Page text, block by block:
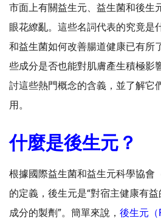
市面上有關益生元、益生菌和後生
眼花繚亂。這些名詞代表的究竟是
和益生菌如何改善腸道健康已有所
些成分是否也能對肌膚產生積極影
討這些熱門概念的含義，並了解它
用。
什麼是後生元？
根據國際益生菌和益生元科學協會
的定義，後生元是“對宿主健康有
成分的製劑”。簡單來說， 後生元